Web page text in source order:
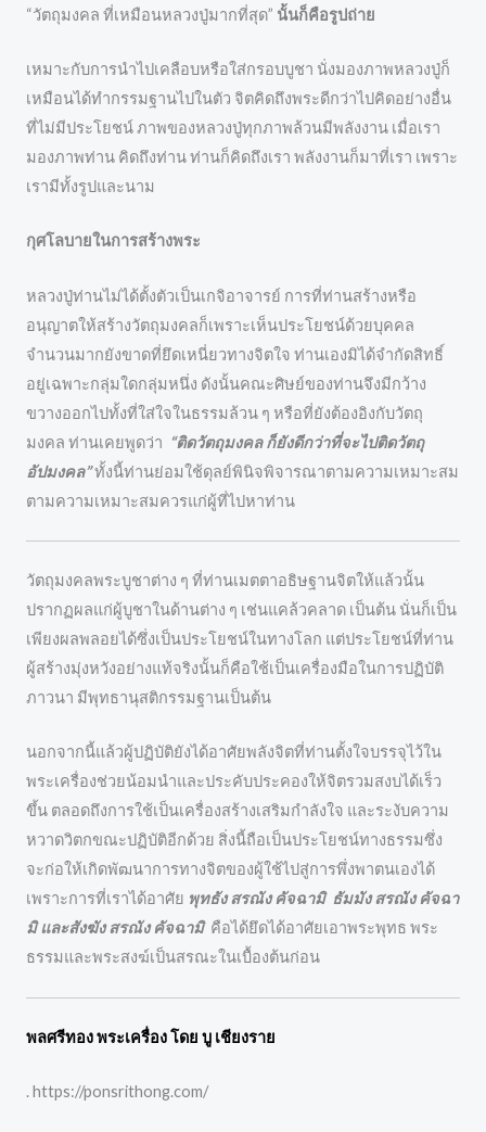
“วัตถุมงคล ที่เหมือนหลวงปู่มากที่สุด” นั้นก็คือรูปถ่าย
เหมาะกับการนำไปเคลือบหรือใส่กรอบบูชา นั่งมองภาพหลวงปู่ก็
เหมือนได้ทำกรรมฐานไปในตัว จิตคิดถึงพระดีกว่าไปคิดอย่างอื่น
ที่ไม่มีประโยชน์ ภาพของหลวงปู่ทุกภาพล้วนมีพลังงาน เมื่อเรา
มองภาพท่าน คิดถึงท่าน ท่านก็คิดถึงเรา พลังงานก็มาที่เรา เพราะ
เรามีทั้งรูปและนาม
กุศโลบายในการสร้างพระ
หลวงปู่ท่านไม่ได้ตั้งตัวเป็นเกจิอาจารย์ การที่ท่านสร้างหรือ
อนุญาตให้สร้างวัตถุมงคลก็เพราะเห็นประโยชน์ด้วยบุคคล
จำนวนมากยังขาดที่ยึดเหนี่ยวทางจิตใจ ท่านเองมิได้จำกัดสิทธิ์
อยู่เฉพาะกลุ่มใดกลุ่มหนึ่ง ดังนั้นคณะศิษย์ของท่านจึงมีกว้าง
ขวางออกไปทั้งที่ใส่ใจในธรรมล้วน ๆ หรือที่ยังต้องอิงกับวัตถุ
มงคล ท่านเคยพูดว่า “ติดวัตถุมงคล ก็ยังดีกว่าที่จะไปติดวัตถุ
อัปมงคล”ทั้งนี้ท่านย่อมใช้ดุลย์พินิจพิจารณาตามความเหมาะสม
ตามความเหมาะสมควรแก่ผู้ที่ไปหาท่าน
วัตถุมงคลพระบูชาต่าง ๆ ที่ท่านเมตตาอธิษฐานจิตให้แล้วนั้น
ปรากฏผลแก่ผู้บูชาในด้านต่าง ๆ เช่นแคล้วคลาด เป็นต้น นั่นก็เป็น
เพียงผลพลอยได้ซึ่งเป็นประโยชน์ในทางโลก แต่ประโยชน์ที่ท่าน
ผู้สร้างมุ่งหวังอย่างแท้จริงนั้นก็คือใช้เป็นเครื่องมือในการปฏิบัติ
ภาวนา มีพุทธานุสติกรรมฐานเป็นต้น
นอกจากนี้แล้วผู้ปฏิบัติยังได้อาศัยพลังจิตที่ท่านตั้งใจบรรจุไว้ใน
พระเครื่องช่วยน้อมนำและประคับประคองให้จิตรวมสงบได้เร็ว
ขึ้น ตลอดถึงการใช้เป็นเครื่องสร้างเสริมกำลังใจ และระงับความ
หวาดวิตกขณะปฏิบัติอีกด้วย สิ่งนี้ถือเป็นประโยชน์ทางธรรมซึ่ง
จะก่อให้เกิดพัฒนาการทางจิตของผู้ใช้ไปสู่การพึ่งพาตนเองได้
เพราะการที่เราได้อาศัย พุทธัง สรณัง คัจฉามิ ธัมมัง สรณัง คัจฉา
มิ และสังฆัง สรณัง คัจฉามิคือได้ยึดได้อาศัยเอาพระพุทธ พระ
ธรรมและพระสงฆ์เป็นสรณะในเบื้องต้นก่อน
พลศรีทอง พระเครื่อง โดย บู เชียงราย
. https://ponsrithong.com/